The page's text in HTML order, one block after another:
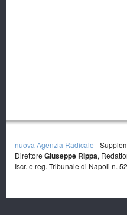
nuova Agenzia Radicale -
Direttore Giuseppe Rippa,
Iscr. e reg. Tribunale di Napoli n.